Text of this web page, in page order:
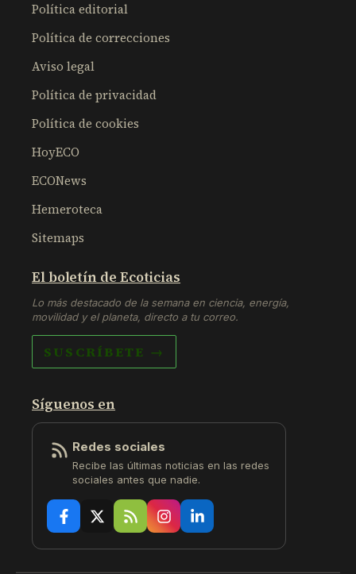
Política editorial
Política de correcciones
Aviso legal
Política de privacidad
Política de cookies
HoyECO
ECONews
Hemeroteca
Sitemaps
El boletín de Ecoticias
Lo más destacado de la semana en ciencia, energía,
movilidad y el planeta, directo a tu correo.
SUSCRÍBETE →
Síguenos en
Redes sociales
Recibe las últimas noticias en las redes
sociales antes que nadie.